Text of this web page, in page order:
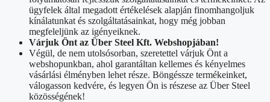
ügyfelek által megadott értékelések alapján finomhangoljuk
kínálatunkat és szolgáltatásainkat, hogy még jobban
megfeleljünk az igényeiknek.
Várjuk Önt az Über Steel Kft. Webshopjában!
Végül, de nem utolsósorban, szeretettel várjuk Önt a
webshopunkban, ahol garantáltan kellemes és kényelmes
vásárlási élményben lehet része. Böngéssze termékeinket,
válogasson kedvére, és legyen Ön is részese az Über Steel
közösségének!